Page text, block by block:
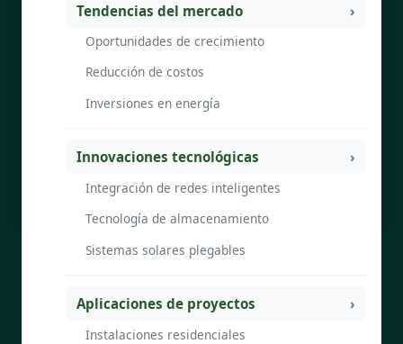
Tendencias del mercado
Oportunidades de crecimiento
Reducción de costos
Inversiones en energía
Innovaciones tecnológicas
Integración de redes inteligentes
Tecnología de almacenamiento
Sistemas solares plegables
Aplicaciones de proyectos
Instalaciones residenciales